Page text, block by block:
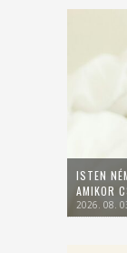
ISTEN
AMIKOR
2026. 08.